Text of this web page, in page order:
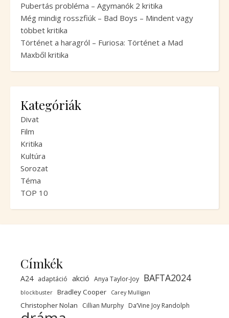
Pubertás probléma – Agymanók 2 kritika
Még mindig rosszfiúk – Bad Boys – Mindent vagy
többet kritika
Történet a haragról – Furiosa: Történet a Mad
Maxből kritika
Kategóriák
Divat
Film
Kritika
Kultúra
Sorozat
Téma
TOP 10
Címkék
A24 adaptáció akció Anya Taylor-Joy BAFTA2024
blockbuster Bradley Cooper Carey Mulligan
Christopher Nolan Cillian Murphy Da’Vine Joy Randolph